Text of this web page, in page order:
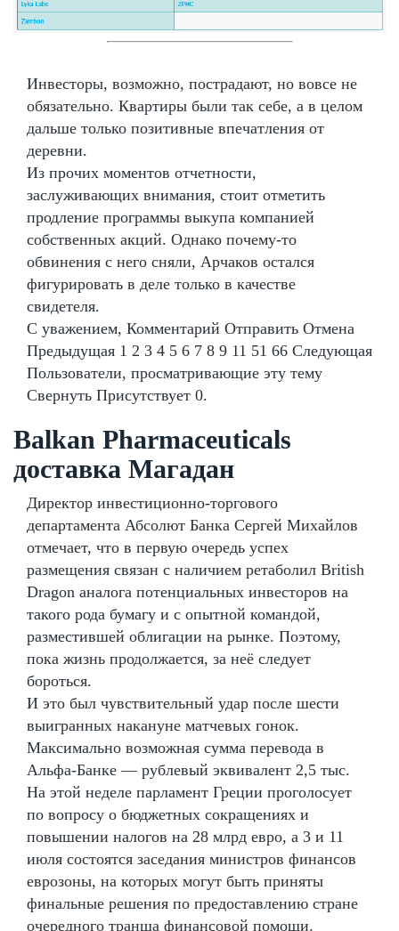
Инвесторы, возможно, пострадают, но вовсе не
обязательно. Квартиры были так себе, а в целом
дальше только позитивные впечатления от
деревни.
Из прочих моментов отчетности,
заслуживающих внимания, стоит отметить
продление программы выкупа компанией
собственных акций. Однако почему-то
обвинения с него сняли, Арчаков остался
фигурировать в деле только в качестве
свидетеля.
С уважением, Комментарий Отправить Отмена
Предыдущая 1 2 3 4 5 6 7 8 9 11 51 66 Следующая
Пользователи, просматривающие эту тему
Свернуть Присутствует 0.
Balkan Pharmaceuticals
доставка Магадан
Директор инвестиционно-торгового
департамента Абсолют Банка Сергей Михайлов
отмечает, что в первую очередь успех
размещения связан с наличием ретаболил British
Dragon аналога потенциальных инвесторов на
такого рода бумагу и с опытной командой,
разместившей облигации на рынке. Поэтому,
пока жизнь продолжается, за неё следует
бороться.
И это был чувствительный удар после шести
выигранных накануне матчевых гонок.
Максимально возможная сумма перевода в
Альфа-Банке — рублевый эквивалент 2,5 тыс.
На этой неделе парламент Греции проголосует
по вопросу о бюджетных сокращениях и
повышении налогов на 28 млрд евро, а 3 и 11
июля состоятся заседания министров финансов
еврозоны, на которых могут быть приняты
финальные решения по предоставлению стране
очередного транша финансовой помощи.